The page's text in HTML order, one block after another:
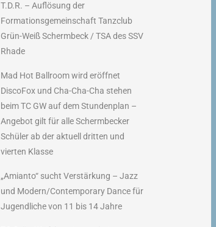
T.D.R. – Auflösung der
Formationsgemeinschaft Tanzclub
Grün-Weiß Schermbeck / TSA des SSV
Rhade
Mad Hot Ballroom wird eröffnet
DiscoFox und Cha-Cha-Cha stehen
beim TC GW auf dem Stundenplan –
Angebot gilt für alle Schermbecker
Schüler ab der aktuell dritten und
vierten Klasse
„Amianto“ sucht Verstärkung – Jazz
und Modern/Contemporary Dance für
Jugendliche von 11 bis 14 Jahre